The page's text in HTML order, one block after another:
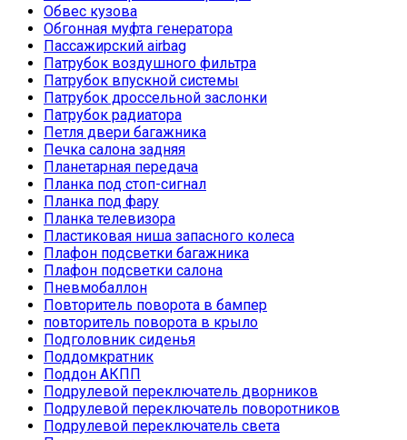
Обвес кузова
Обгонная муфта генератора
Пассажирский airbag
Патрубок воздушного фильтра
Патрубок впускной системы
Патрубок дроссельной заслонки
Патрубок радиатора
Петля двери багажника
Печка салона задняя
Планетарная передача
Планка под стоп-сигнал
Планка под фару
Планка телевизора
Пластиковая ниша запасного колеса
Плафон подсветки багажника
Плафон подсветки салона
Пневмобаллон
Повторитель поворота в бампер
повторитель поворота в крыло
Подголовник сиденья
Поддомкратник
Поддон АКПП
Подрулевой переключатель дворников
Подрулевой переключатель поворотников
Подрулевой переключатель света